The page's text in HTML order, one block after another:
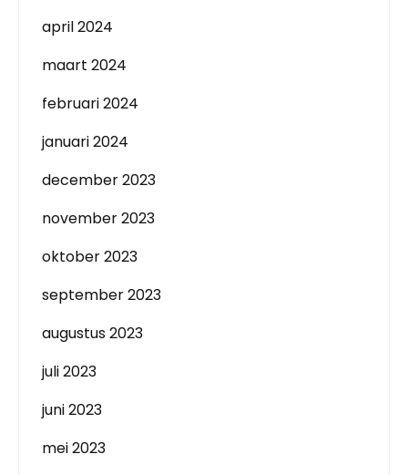
april 2024
maart 2024
februari 2024
januari 2024
december 2023
november 2023
oktober 2023
september 2023
augustus 2023
juli 2023
juni 2023
mei 2023